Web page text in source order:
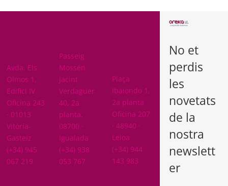
Avda. Els
Olmos 1,
Edifici IV
Oficina 243
· 01013
Vitòria-
Gasteiz
(+34) 945
067 219
Passeig
Mossén
Jacint
Verdaguer
40, 2a
planta.
08700 ·
Igualada
(+34) 938
053 767
Plaça
Ibaiondo 1,
2a planta
Oficina 207
· 48940 ·
Leioa
(+34) 944
143 983
No et
perdis
les
novetats
de la
nostra
newslett
er